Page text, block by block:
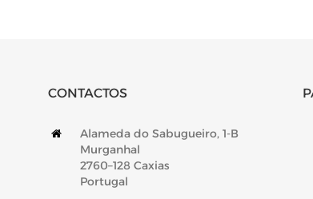
CONTACTOS
Alameda do Sabugueiro, 1-B
Murganhal
2760–128 Caxias
Portugal